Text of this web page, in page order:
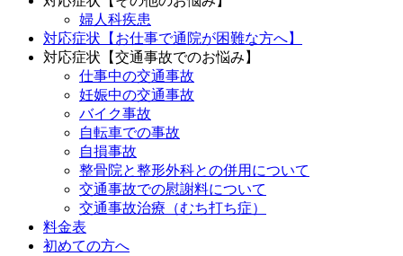
婦人科疾患
対応症状【お仕事で通院が困難な方へ】
対応症状【交通事故でのお悩み】
仕事中の交通事故
妊娠中の交通事故
バイク事故
自転車での事故
自損事故
整骨院と整形外科との併用について
交通事故での慰謝料について
交通事故治療（むち打ち症）
料金表
初めての方へ